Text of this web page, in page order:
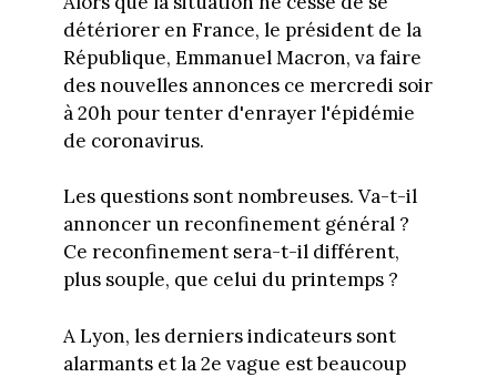
détériorer en France, le président de la
République, Emmanuel Macron, va faire
des nouvelles annonces ce mercredi soir
à 20h pour tenter d'enrayer l'épidémie
de coronavirus.
Les questions sont nombreuses. Va-t-il
annoncer un reconfinement général ?
Ce reconfinement sera-t-il différent,
plus souple, que celui du printemps ?
A Lyon, les derniers indicateurs sont
alarmants et la 2e vague est beaucoup